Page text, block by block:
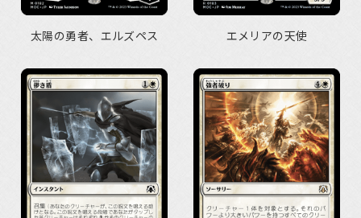
太陽の勇者、エルズペス エメリアの天使